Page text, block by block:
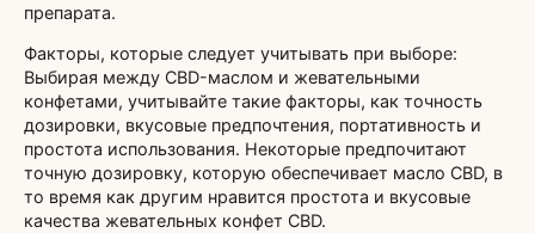
препарата.
Факторы, которые следует учитывать при выборе:
Выбирая между CBD-маслом и жевательными
конфетами, учитывайте такие факторы, как точность
дозировки, вкусовые предпочтения, портативность и
простота использования. Некоторые предпочитают
точную дозировку, которую обеспечивает масло CBD, в
то время как другим нравится простота и вкусовые
качества жевательных конфет CBD.